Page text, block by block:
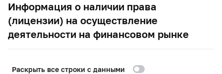
Информация о наличии права
(лицензии) на осуществление
деятельности на финансовом рынке
Раскрыть все строки с данными